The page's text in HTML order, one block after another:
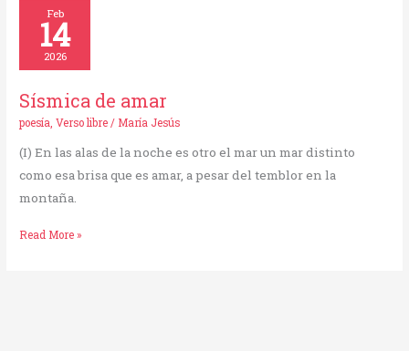
Feb
14
2026
Sísmica de amar
poesía ,Verso libre / María Jesús
(I) En las alas de la noche es otro el mar un mar distinto
como esa brisa que es amar, a pesar del temblor en la
montaña.
Sísmica
amar
Read More »